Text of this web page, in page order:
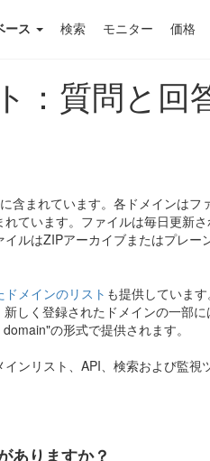
ース 検索 モニター 価格
：質問と回
含まれています。各ドメインはフ
ています。ファイルは毎日更新
ルはZIPアーカイブまたはプレー
メインのリスト も提供していま
しく登録されたドメインの一部
の形式で提供されます。
ンリスト、API、検索および監視
ありますか？